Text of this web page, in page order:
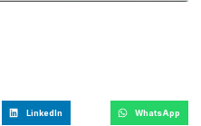
LinkedIn WhatsApp